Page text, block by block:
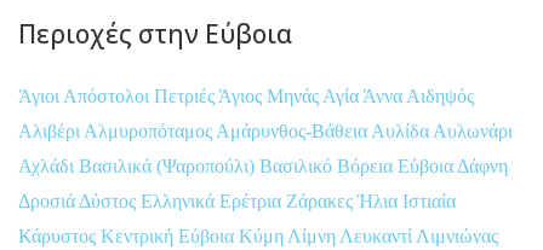
Περιοχές στην Εύβοια
Άγιοι Απόστολοι Πετριές Άγιος Μηνάς Αγία Άννα Αιδηψός
Αλιβέρι Αλμυροπόταμος Αμάρυνθος-Βάθεια Αυλίδα Αυλωνάρι
Αχλάδι Βασιλικά (Ψαροπούλι) Βασιλικό Βόρεια Εύβοια Δάφνη
Δροσιά Δύστος Ελληνικά Ερέτρια ΖάρακεςΉλια Ιστιαία
Κάρυστος Κεντρική Εύβοια Κύμη Λίμνη Λευκαντί Λιμνιώνας